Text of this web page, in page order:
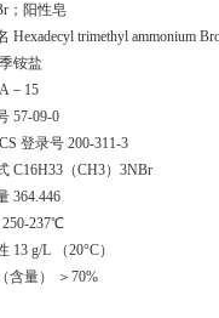
；阳性皂
Hexadecyl trimethyl ammonium
铵盐
－15
57-09-0
登录号 200-311-3
C16H33（CH3）3NBr
364.446
237℃
13 g/L （20°C）
含量） ＞70%